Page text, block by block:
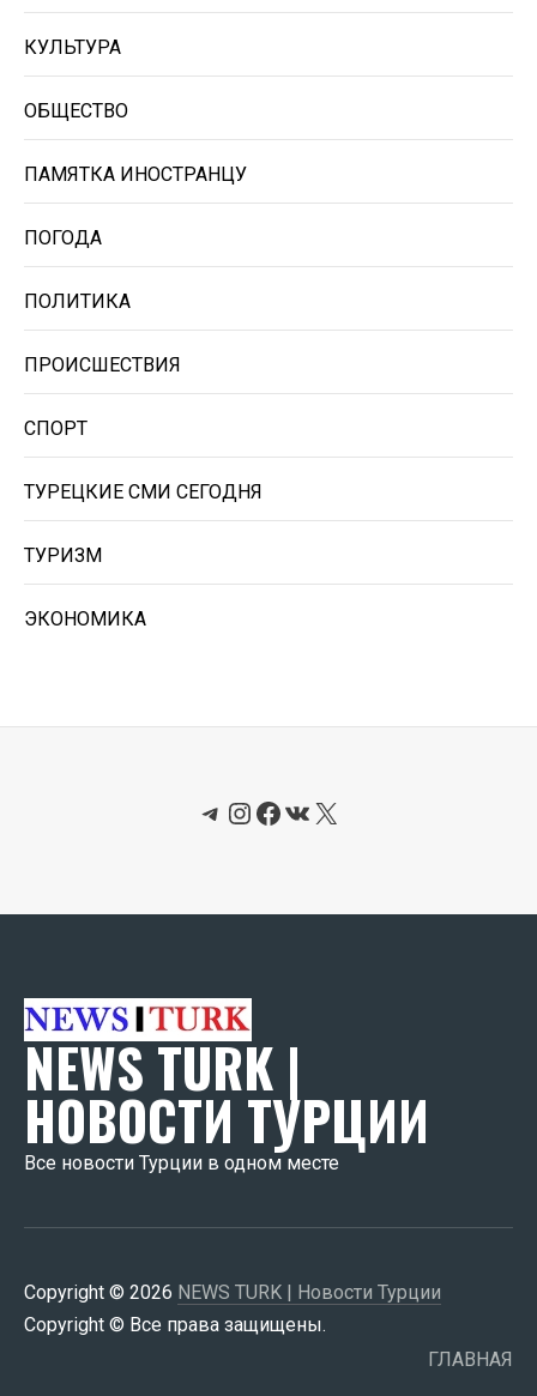
КУЛЬТУРА
ОБЩЕСТВО
ПАМЯТКА ИНОСТРАНЦУ
ПОГОДА
ПОЛИТИКА
ПРОИСШЕСТВИЯ
СПОРТ
ТУРЕЦКИЕ СМИ СЕГОДНЯ
ТУРИЗМ
ЭКОНОМИКА
Telegram
Instagram
Facebook
ВКонтакте
X
NEWS TURK |
НОВОСТИ ТУРЦИИ
Все новости Турции в одном месте
Copyright © 2026 NEWS TURK | Новости Турции
Copyright © Все права защищены.
ГЛАВНАЯ